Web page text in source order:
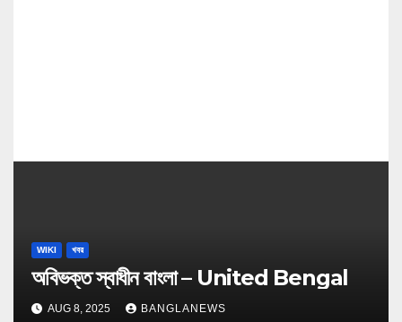
WIKI খবর
অবিভক্ত স্বাধীন বাংলা – United Bengal
AUG 8, 2025 BANGLANEWS